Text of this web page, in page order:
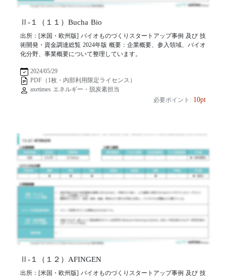
Ⅱ-１（１１）Bucha Bio
出所：[米国・欧州版] バイオものづくりスタートアップ事例 及び 技
術開発・資金調達総覧 2024年版 概要：企業概要、参入領域、バイオ
化分野、事業概要について整理しています。
2024/05/29
PDF（1枚・内部利用限定ライセンス）
axetimes エネルギー・脱炭素担当
必要ポイント: 10pt
Ⅱ-１（１２）AFINGEN
出所：[米国・欧州版] バイオものづくりスタートアップ事例 及び 技